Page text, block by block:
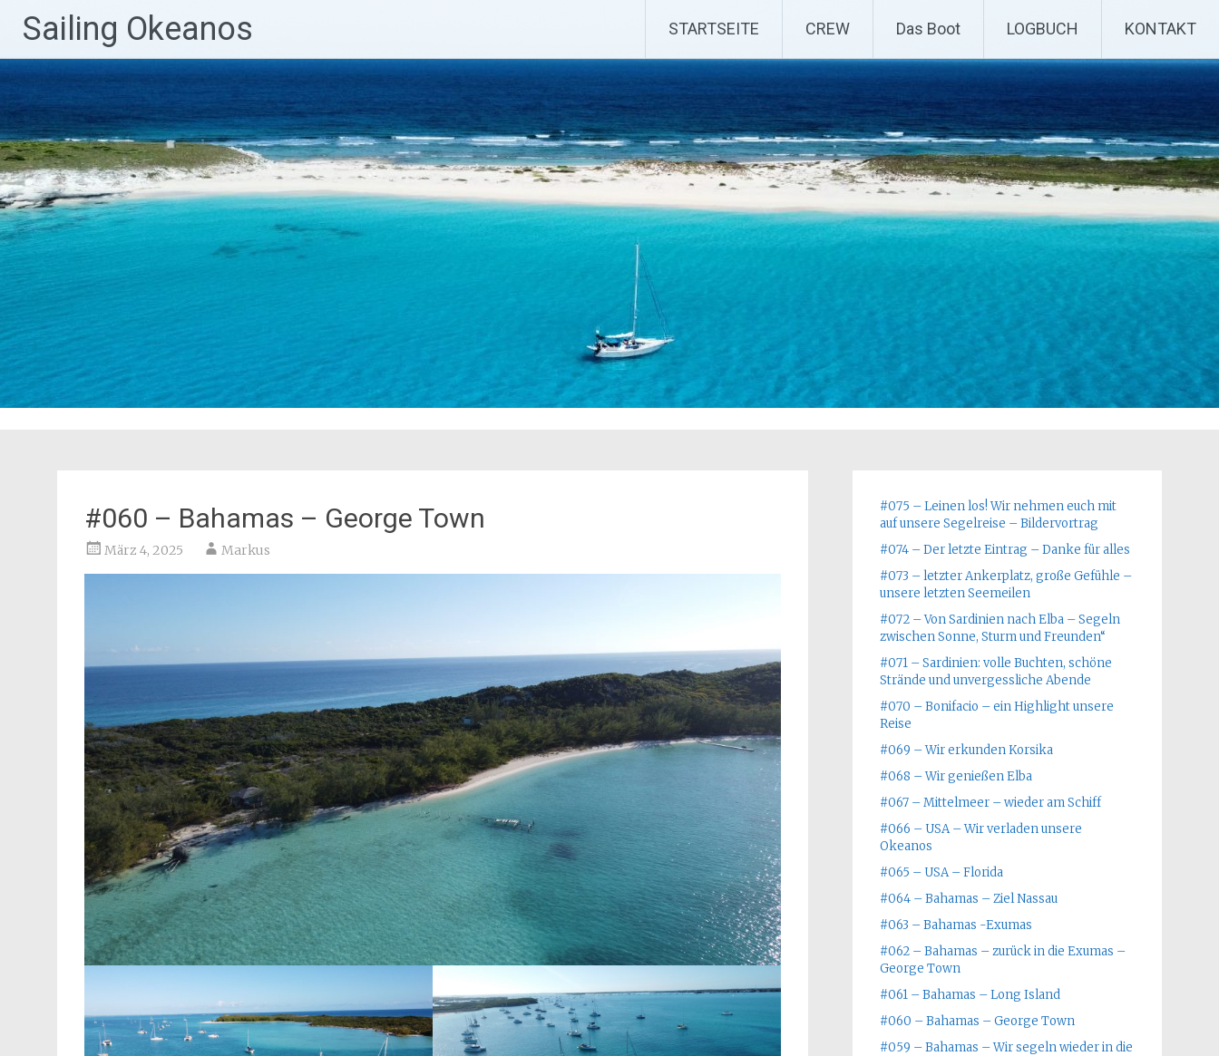
Zum
Inhalt
springen
Sailing Okeanos STARTSEITE CREW Das Boot LOGBUCH KONTAKT
#060 – Bahamas – George Town
März 4, 2025 Markus
#075 – Leinen los! Wir nehmen euch mit
auf unsere Segelreise – Bildervortrag
#074 – Der letzte Eintrag – Danke für alles
#073 – letzter Ankerplatz, große Gefühle –
unsere letzten Seemeilen
#072 – Von Sardinien nach Elba – Segeln
zwischen Sonne, Sturm und Freunden“
#071 – Sardinien: volle Buchten, schöne
Strände und unvergessliche Abende
#070 – Bonifacio – ein Highlight unsere
Reise
#069 – Wir erkunden Korsika
#068 – Wir genießen Elba
#067 – Mittelmeer – wieder am Schiff
#066 – USA – Wir verladen unsere
Okeanos
#065 – USA – Florida
#064 – Bahamas – Ziel Nassau
#063 – Bahamas -Exumas
#062 – Bahamas – zurück in die Exumas –
George Town
#061 – Bahamas – Long Island
#060 – Bahamas – George Town
#059 – Bahamas – Wir segeln wieder in die